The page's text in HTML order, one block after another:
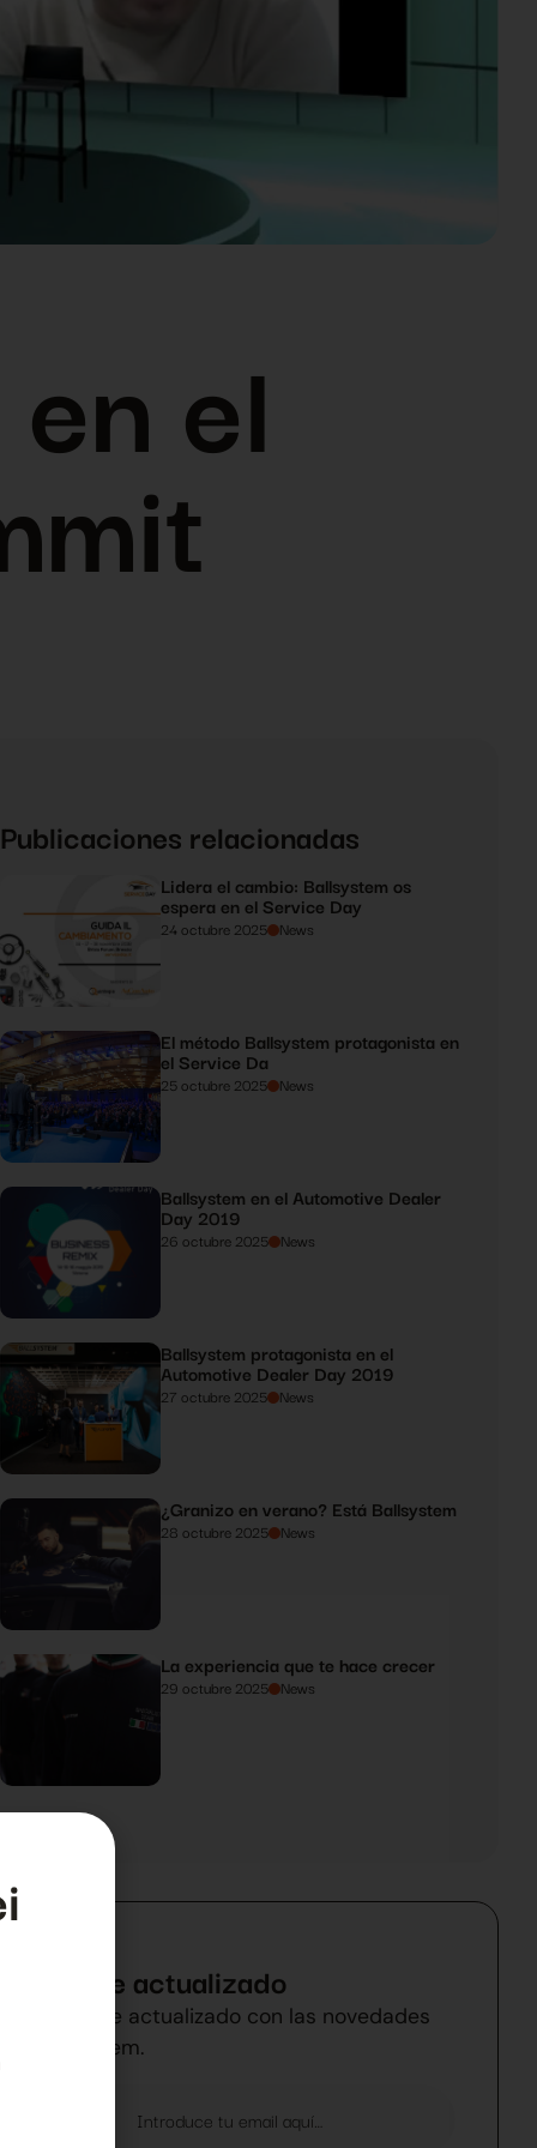
el
Publicaciones relacionadas
Lidera el cambio: Ballsystem os
espera en el Service Day
24 octubre 2025 News
El método Ballsystem protagonista en
el Service Da
25 octubre 2025 News
Ballsystem en el Automotive Dealer
Day 2019
26 octubre 2025 News
Ballsystem protagonista en el
Automotive Dealer Day 2019
27 octubre 2025 News
¿Granizo en verano? Está Ballsystem
28 octubre 2025 News
La experiencia que te hace crecer
29 octubre 2025 News
Mantente actualizado
Manténgase actualizado con las novedades
de BallSystem.